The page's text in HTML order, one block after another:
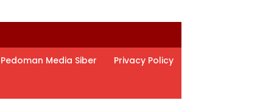
Pedoman Media Siber Privacy Policy